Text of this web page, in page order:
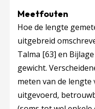
Meetfouten
Hoe de lengte
uitgebreid
Talma [63] en
gewicht.
meten van de
uitgevoerd,